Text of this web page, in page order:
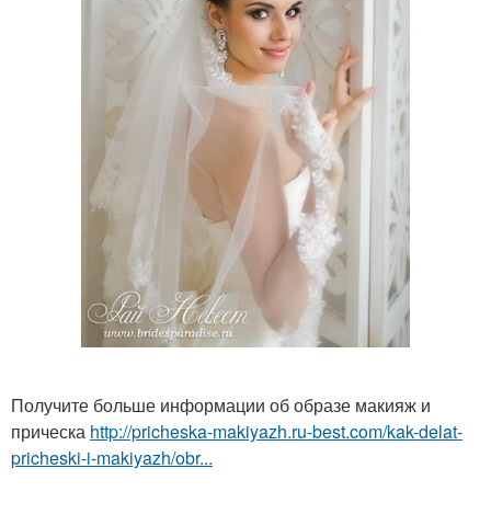
Получите больше информации об образе макияж и
прическа http://pricheska-makiyazh.ru-best.com/kak-delat-
pricheski-i-makiyazh/obr...